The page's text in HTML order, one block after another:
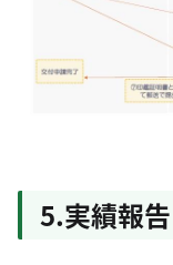
5.実績報告